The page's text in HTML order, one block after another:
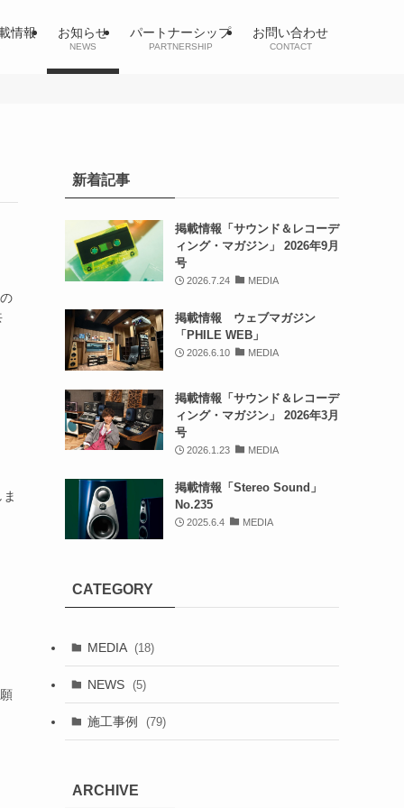
情報 お知らせ
NEWS
パートナーシップ
PARTNERSHIP
お問い合わせ
CONTACT
新着記事
掲載情報「サウンド＆レコーデ
ィング・マガジン」 2026年9月
号
2026.7.24 MEDIA
掲載情報 ウェブマガジン
「PHILE WEB」
2026.6.10 MEDIA
掲載情報「サウンド＆レコーデ
ィング・マガジン」 2026年3月
号
2026.1.23 MEDIA
掲載情報「Stereo Sound」
No.235
2025.6.4 MEDIA
CATEGORY
MEDIA (18)
NEWS (5)
施工事例 (79)
ARCHIVE